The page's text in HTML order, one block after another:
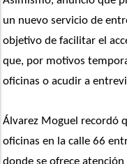
un nuevo servicio de
objetivo de facilitar el
que, por motivos
oficinas o acudir a
Álvarez Moguel recordó
oficinas en la calle 66